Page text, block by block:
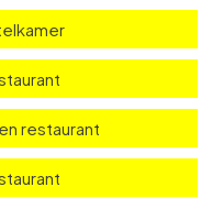
op locatie
horeca